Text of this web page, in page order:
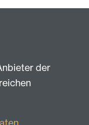
der